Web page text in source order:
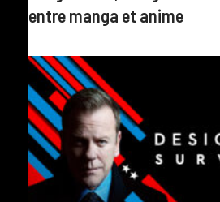
entre manga et anime